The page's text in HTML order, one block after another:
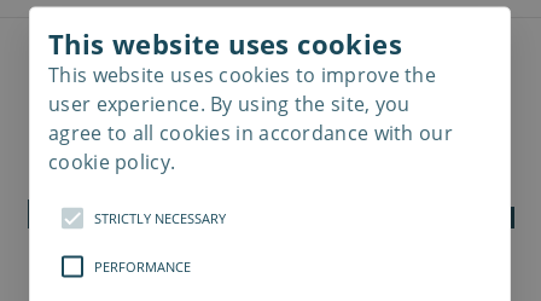
Cobot Basics
Les avantages souvent
négligés de
l’automatisation et de la
robotique
This website uses cookies
This website uses cookies to improve the
user experience. By using the site, you
agree to all cookies in accordance with our
cookie policy.
STRICTLY NECESSARY
PERFORMANCE